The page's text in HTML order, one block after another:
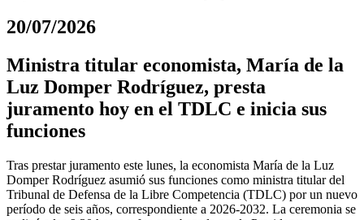
20/07/2026
Ministra titular economista, María de la
Luz Domper Rodríguez, presta
juramento hoy en el TDLC e inicia sus
funciones
Tras prestar juramento este lunes, la economista María de la Luz
Domper Rodríguez asumió sus funciones como ministra titular del
Tribunal de Defensa de la Libre Competencia (TDLC) por un nuevo
período de seis años, correspondiente a 2026-2032. La ceremonia se